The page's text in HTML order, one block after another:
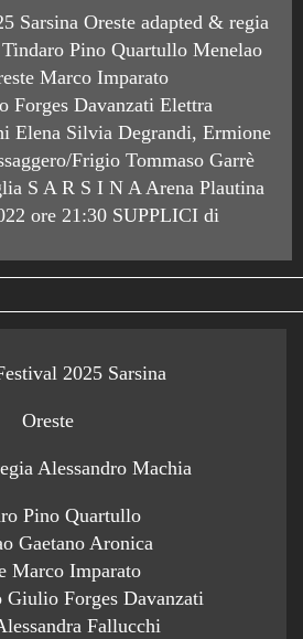
Sarsina Oreste adapted & regia
Pino Quartullo Menelao
Marco Imparato
Forges Davanzati Elettra
Elena Silvia Degrandi, Ermione
Frigio Tommaso Garrè
S A R S I N A Arena Plautina
ore 21:30 SUPPLICI di
2025 Sarsina
Oreste
Alessandro Machia
Pino Quartullo
Gaetano Aronica
Marco Imparato
Forges Davanzati
Fallucchi